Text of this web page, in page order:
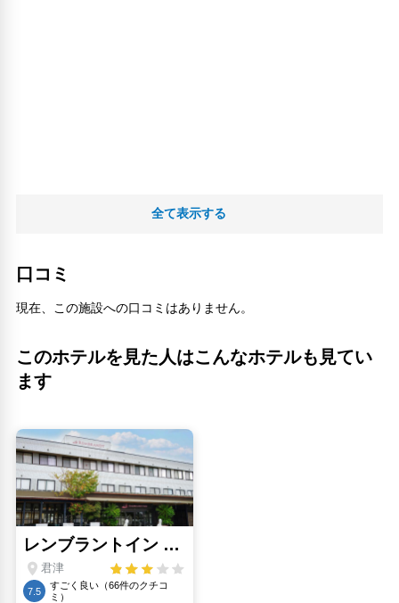
全て表示する
口コミ
現在、この施設への口コミはありません。
このホテルを見た人はこんなホテルも見てい
ます